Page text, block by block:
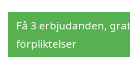
Få 3 erbjudanden,
förpliktelser